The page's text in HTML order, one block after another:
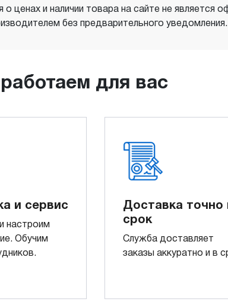
ценах и наличии товара на сайте не является
без предварительного уведомления.
для вас
и сервис
настроим
Обучим
Доставка точно
срок
Служба доставляет
заказы аккуратно и в